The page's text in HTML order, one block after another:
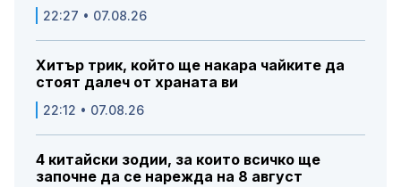
22:27 • 07.08.26
Хитър трик, който ще накара чайките да
стоят далеч от храната ви
22:12 • 07.08.26
4 китайски зодии, за които всичко ще
започне да се нарежда на 8 август